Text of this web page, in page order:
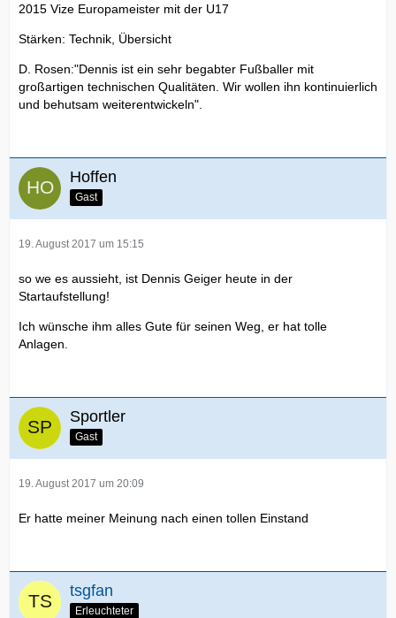
2015 Vize Europameister mit der U17
Stärken: Technik, Übersicht
D. Rosen:"Dennis ist ein sehr begabter Fußballer mit
großartigen technischen Qualitäten. Wir wollen ihn kontinuierlich
und behutsam weiterentwickeln".
Hoffen
Gast
19. August 2017 um 15:15
so we es aussieht, ist Dennis Geiger heute in der
Startaufstellung!
Ich wünsche ihm alles Gute für seinen Weg, er hat tolle
Anlagen.
Sportler
Gast
19. August 2017 um 20:09
Er hatte meiner Meinung nach einen tollen Einstand
tsgfan
Erleuchteter